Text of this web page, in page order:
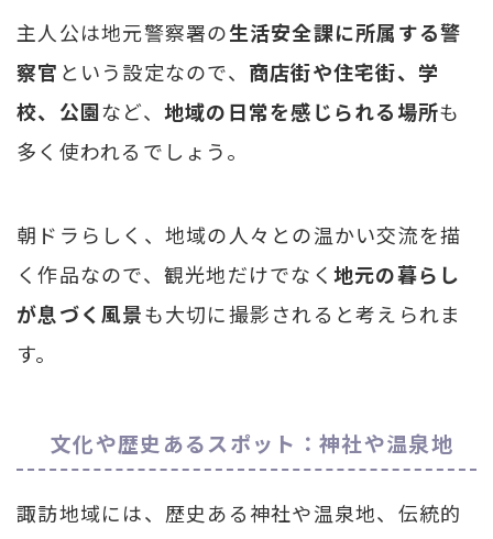
主人公は地元警察署の生活安全課に所属する警
察官 という設定なので、 商店街や住宅街、学
校、公園など、 地域の日常を感じられる場所も
多く使われるでしょう。
朝ドラらしく、地域の人々との温かい交流を描
く作品なので、観光地だけでなく 地元の暮らし
が息づく風景も大切に撮影されると考えられま
す。
文化や歴史あるスポット：神社や温泉地
諏訪地域には、歴史ある神社や温泉地、伝統的